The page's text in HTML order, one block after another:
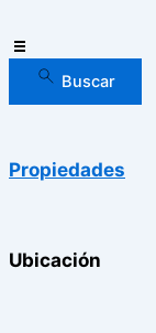
Buscar
Propiedades
Ubicación